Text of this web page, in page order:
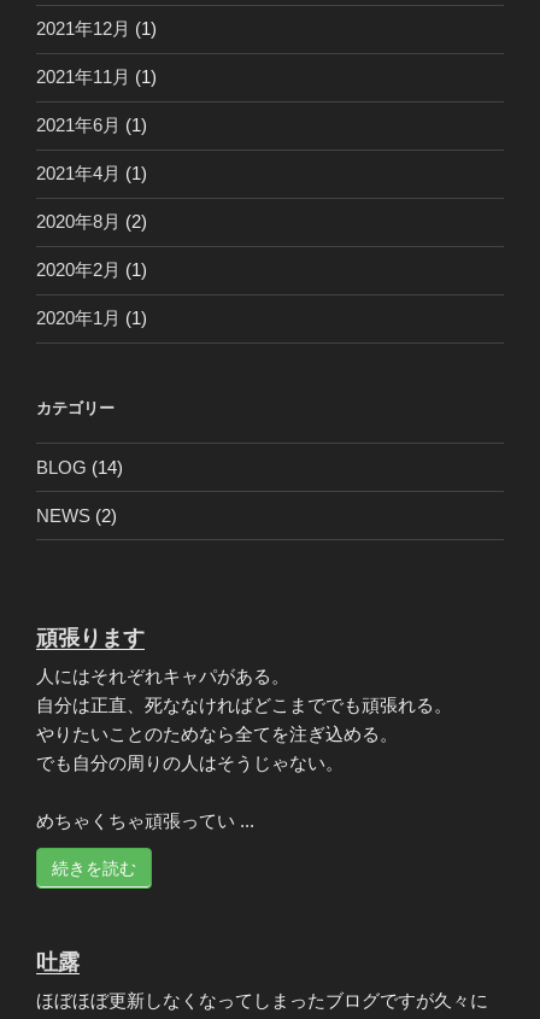
2021年12月 (1)
2021年11月 (1)
2021年6月 (1)
2021年4月 (1)
2020年8月 (2)
2020年2月 (1)
2020年1月 (1)
カテゴリー
BLOG (14)
NEWS (2)
頑張ります
人にはそれぞれキャパがある。
自分は正直、死ななければどこまででも頑張れる。
やりたいことのためなら全てを注ぎ込める。
でも自分の周りの人はそうじゃない。
めちゃくちゃ頑張ってい ...
続きを読む
吐露
ほぼほぼ更新しなくなってしまったブログですが久々に